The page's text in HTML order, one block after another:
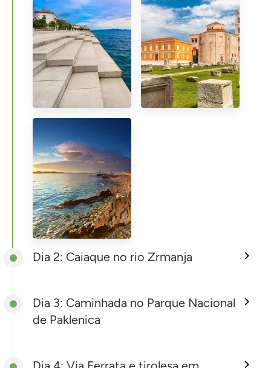
Dia 2: Caiaque no rio Zrmanja
Dia 3: Caminhada no Parque Nacional
de Paklenica